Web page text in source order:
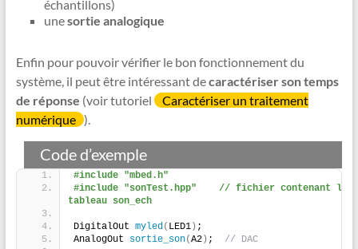
échantillons)
unesortie analogique
Enfin pour pouvoir vérifier le bon fonctionnement du
système, il peut être intéressant decaractériser son temps
de réponse (voir tutoriel
Caractériser un traitement
numérique ).
Code d’exemple
#include "mbed.h"
#include "sonTest.hpp"    // fichier contenant le
tableau son_ech
DigitalOut myled( LED1) ;
AnalogOut sortie_son(A2) ; // DAC